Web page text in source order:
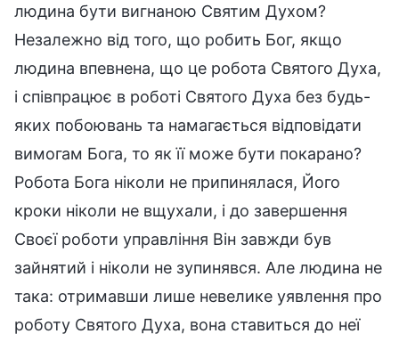
людина бути вигнаною Святим Духом?
Незалежно від того, що робить Бог, якщо
людина впевнена, що це робота Святого Духа,
і співпрацює в роботі Святого Духа без будь-
яких побоювань та намагається відповідати
вимогам Бога, то як її може бути покарано?
Робота Бога ніколи не припинялася, Його
кроки ніколи не вщухали, і до завершення
Своєї роботи управління Він завжди був
зайнятий і ніколи не зупинявся. Але людина не
така: отримавши лише невелике уявлення про
роботу Святого Духа, вона ставиться до неї